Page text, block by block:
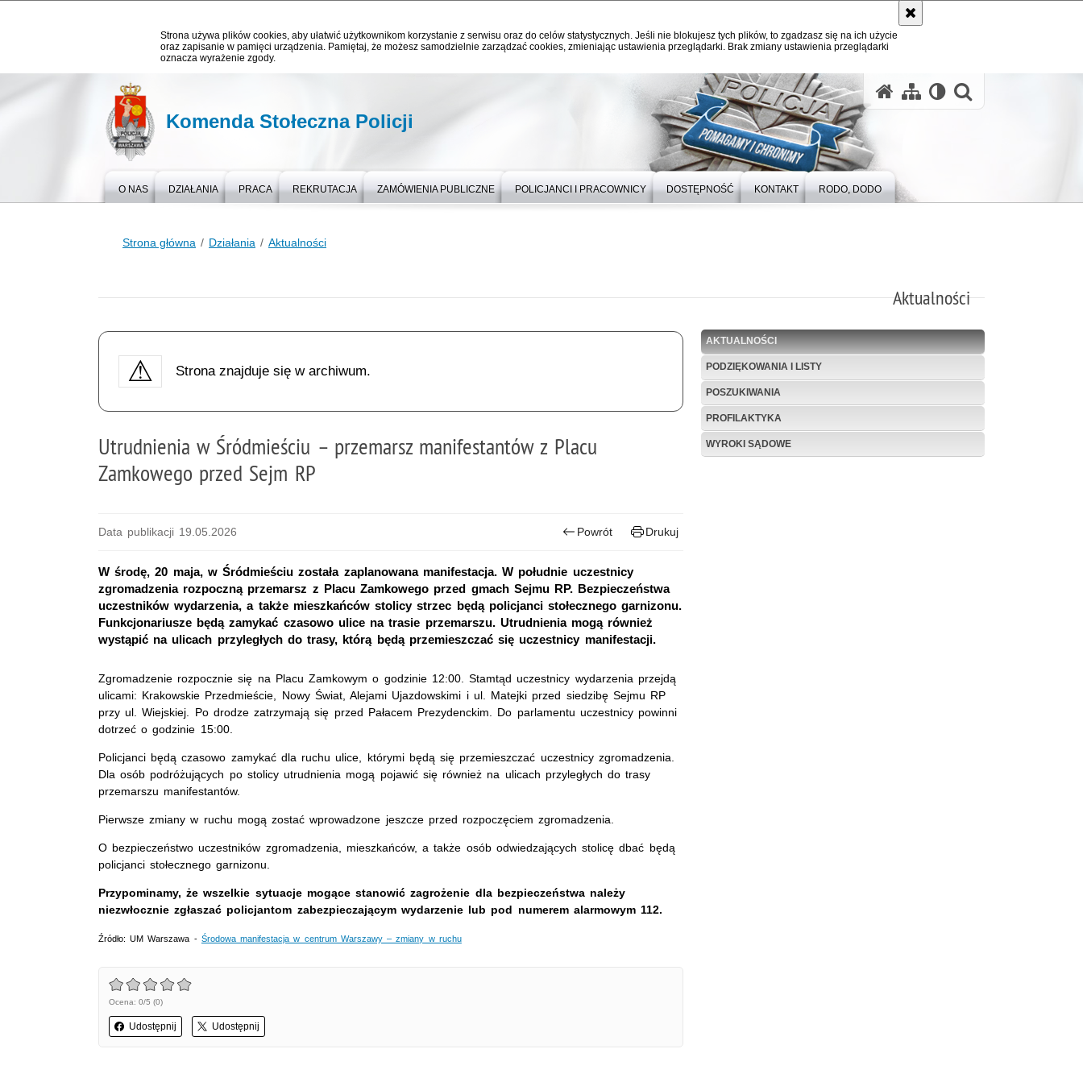
Strona używa plików cookies, aby ułatwić użytkownikom korzystanie z serwisu oraz do celów statystycznych. Jeśli nie blokujesz tych plików, to zgadzasz się na ich użycie
oraz zapisanie w pamięci urządzenia. Pamiętaj, że możesz samodzielnie zarządzać cookies, zmieniając ustawienia przeglądarki. Brak zmiany ustawienia przeglądarki
oznacza wyrażenie zgody.
Komenda Stołeczna Policji
O NAS DZIAŁANIA PRACA REKRUTACJA ZAMÓWIENIA PUBLICZNE POLICJANCI I PRACOWNICY DOSTĘPNOŚĆ KONTAKT RODO, DODO
Strona główna Działania Aktualności
Aktualności
Strona znajduje się w archiwum.
Utrudnienia w Śródmieściu – przemarsz manifestantów z Placu
Zamkowego przed Sejm RP
Data publikacji 19.05.2026 Powrót Drukuj
W środę, 20 maja, w Śródmieściu została zaplanowana manifestacja. W południe uczestnicy
zgromadzenia rozpoczną przemarsz z Placu Zamkowego przed gmach Sejmu RP. Bezpieczeństwa
uczestników wydarzenia, a także mieszkańców stolicy strzec będą policjanci stołecznego garnizonu.
Funkcjonariusze będą zamykać czasowo ulice na trasie przemarszu. Utrudnienia mogą również
wystąpić na ulicach przyległych do trasy, którą będą przemieszczać się uczestnicy manifestacji.
Zgromadzenie rozpocznie się na Placu Zamkowym o godzinie 12:00. Stamtąd uczestnicy wydarzenia przejdą
ulicami: Krakowskie Przedmieście, Nowy Świat, Alejami Ujazdowskimi i ul. Matejki przed siedzibę Sejmu RP
przy ul. Wiejskiej. Po drodze zatrzymają się przed Pałacem Prezydenckim. Do parlamentu uczestnicy powinni
dotrzeć o godzinie 15:00.
Policjanci będą czasowo zamykać dla ruchu ulice, którymi będą się przemieszczać uczestnicy zgromadzenia.
Dla osób podróżujących po stolicy utrudnienia mogą pojawić się również na ulicach przyległych do trasy
przemarszu manifestantów.
Pierwsze zmiany w ruchu mogą zostać wprowadzone jeszcze przed rozpoczęciem zgromadzenia.
O bezpieczeństwo uczestników zgromadzenia, mieszkańców, a także osób odwiedzających stolicę dbać będą
policjanci stołecznego garnizonu.
Przypominamy, że wszelkie sytuacje mogące stanowić zagrożenie dla bezpieczeństwa należy
niezwłocznie zgłaszać policjantom zabezpieczającym wydarzenie lub pod numerem alarmowym 112.
Źródło: UM Warszawa - Środowa manifestacja w centrum Warszawy – zmiany w ruchu
Ocena: 0/5 (0)
Udostępnij Udostępnij
AKTUALNOŚCI
PODZIĘKOWANIA I LISTY
POSZUKIWANIA
PROFILAKTYKA
WYROKI SĄDOWE